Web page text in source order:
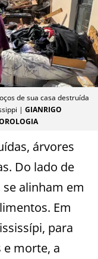
de sua casa destruída
| GIANRIGO
árvores
Do lado de
alinham em
Em
para
morte, a